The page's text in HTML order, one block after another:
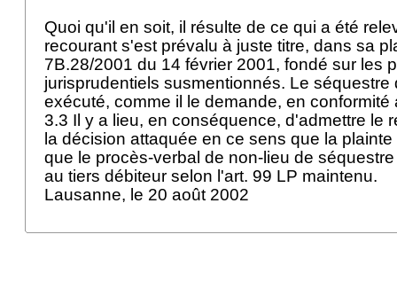
Quoi qu'il en soit, il résulte de ce qui a été
recourant s'est prévalu à juste titre, dans sa
7B.28/2001 du 14 février 2001, fondé sur les
jurisprudentiels susmentionnés. Le séquestre
exécuté, comme il le demande, en
3.3 Il y a lieu, en conséquence, d'admettre le
la décision attaquée en ce sens que la
que le procès-verbal de non-lieu de
au tiers débiteur selon l'art. 99 LP maintenu.
Lausanne, le 20 août 2002